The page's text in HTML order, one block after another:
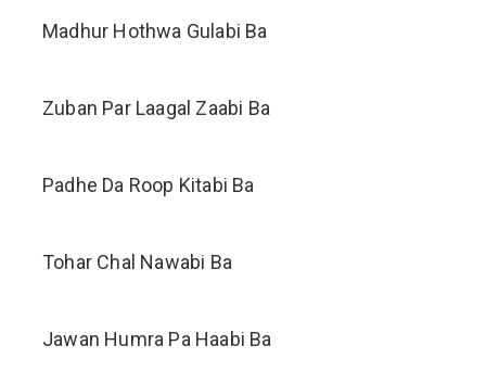
Madhur Hothwa Gulabi Ba
Zuban Par Laagal Zaabi Ba
Padhe Da Roop Kitabi Ba
Tohar Chal Nawabi Ba
Jawan Humra Pa Haabi Ba